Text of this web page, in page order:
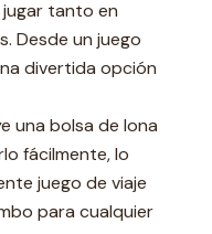
tanto en
Desde un juego
divertida opción
una bolsa de lona
fácilmente, lo
juego de viaje
para cualquier